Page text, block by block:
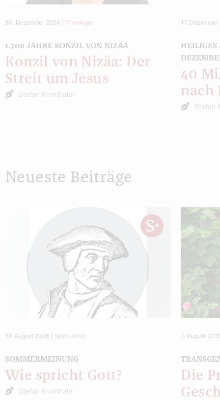
30. Dezember 2024 Theologie
1.700 JAHRE KONZIL VON NIZÄA
Konzil von Nizäa: Der
Streit um Jesus
Stefan Kronthaler
17.
HEILIGES
40
nach
Stefan
Neueste Beiträge
31. August 2026 Spiritualität
SOMMERMEINUNG
Wie spricht Gott?
Stefan Kronthaler
7. August
Die